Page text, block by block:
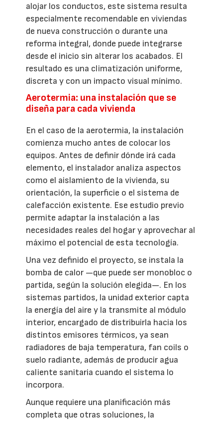
alojar los conductos, este sistema resulta
especialmente recomendable en viviendas
de nueva construcción o durante una
reforma integral, donde puede integrarse
desde el inicio sin alterar los acabados. El
resultado es una climatización uniforme,
discreta y con un impacto visual mínimo.
Aerotermia: una instalación que se
diseña para cada vivienda
En el caso de la aerotermia, la instalación
comienza mucho antes de colocar los
equipos. Antes de definir dónde irá cada
elemento, el instalador analiza aspectos
como el aislamiento de la vivienda, su
orientación, la superficie o el sistema de
calefacción existente. Ese estudio previo
permite adaptar la instalación a las
necesidades reales del hogar y aprovechar al
máximo el potencial de esta tecnología.
Una vez definido el proyecto, se instala la
bomba de calor —que puede ser monobloc o
partida, según la solución elegida—. En los
sistemas partidos, la unidad exterior capta
la energía del aire y la transmite al módulo
interior, encargado de distribuirla hacia los
distintos emisores térmicos, ya sean
radiadores de baja temperatura, fan coils o
suelo radiante, además de producir agua
caliente sanitaria cuando el sistema lo
incorpora.
Aunque requiere una planificación más
completa que otras soluciones, la